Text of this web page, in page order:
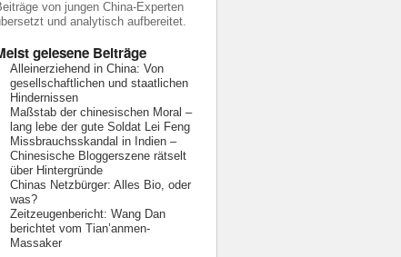
von jungen China-Experten
und analytisch aufbereitet.
gelesene Beiträge
Alleinerziehend in China: Von
gesellschaftlichen und staatlichen
Hindernissen
Maßstab der chinesischen Moral –
lang lebe der gute Soldat Lei Feng
Missbrauchsskandal in Indien –
Chinesische Bloggerszene rätselt
über Hintergründe
Chinas Netzbürger: Alles Bio, oder
was?
Zeitzeugenbericht: Wang Dan
berichtet vom Tian’anmen-
Massaker